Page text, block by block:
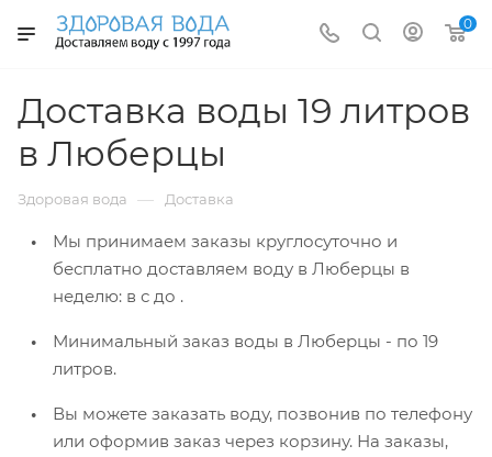
0
Доставка воды 19 литров
в Люберцы
Здоровая вода — Доставка
Мы принимаем заказы круглосуточно и
бесплатно доставляем воду в Люберцы в
неделю: в с до .
Минимальный заказ воды в Люберцы - по 19
литров.
Вы можете заказать воду, позвонив по телефону
или оформив заказ через корзину. На заказы,